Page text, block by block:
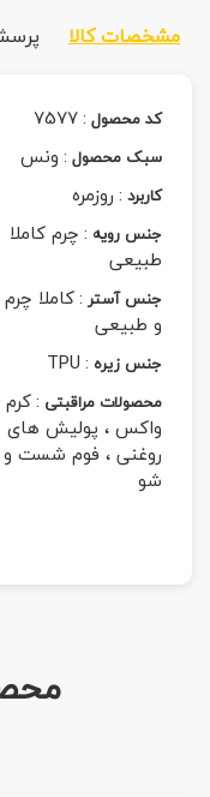
مشخصات کالا
کد محصول :
7577
سبک محصول :ونس
کاربرد :روزمره
جنس رویه :چرم کاملا
طبیعی
جنس آستر :کاملا چرم
و طبیعی
جنس زیره :
TPU
محصولات مراقبتی :کرم
واکس ، پولیش های
روغنی ، فوم شست و
شو